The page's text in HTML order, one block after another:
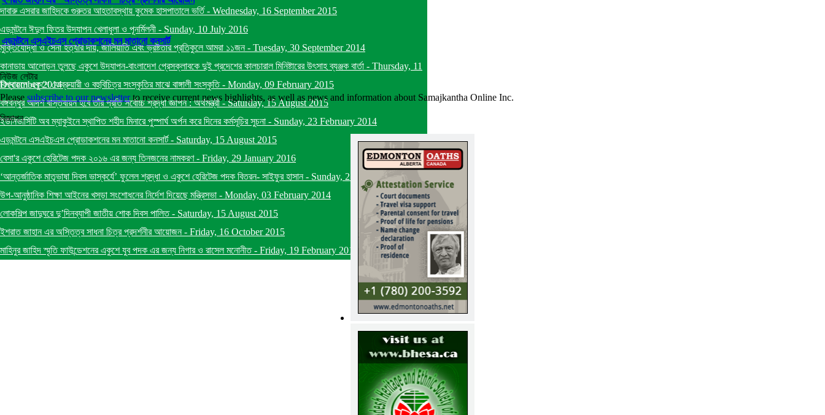
দাবারু এসরার জাহিদকে গুরুতর আহতাবস্থায় কুমেক হাসপাতালে ভর্তি- Wednesday, 16 September 2015
এডমন্টনে ঈদুল ফিতর উদযাপন খেলাধুলা ও পূনর্মিলনী - Sunday, 10 July 2016
মুক্তিযোদ্ধা ও সেনা হত্যার দায়, জালিয়াতি এবং ভ্রষ্টতার প্রতিকুলে আমরা ১১জন- Tuesday, 30 September 2014
কানাডায় আলোড়ন তুলছে একুশে উদযাপন-বাংলাদেশ প্রেসক্লাবকে দুই প্রদেশের কালচারাল মিনিষ্টারের উৎসাহ ব্যঞ্জক বার্তা - Thursday, 11
December 2014
বিশ্বায়নে একুশে ফেব্রুয়ারী ও বহুবিচিত্র সংস্কৃতির মাঝে বাঙ্গালী সংস্কৃতি- Monday, 09 February 2015
বঙ্গবন্ধুর আদর্শ বাস্তবায়ন হবে তাঁর প্রতি সর্বোচ্চ শ্রদ্ধা জ্ঞাপন : অর্থমন্ত্রী-Saturday, 15 August 2015
ইউনিভার্সিটি অব ম্যাকুইনে স্থাপিত শহীদ মিনারে পুস্পার্ঘ অর্পন করে দিনের কর্মসূচির সুচনা - Sunday, 23 February 2014
এডমন্টনে এসএইচএস প্রোডাকশনের মন মাতানো কনসার্ট- Saturday, 15 August 2015
বেসা'র একুশে হেরিটেজ পদক ২০১৬ এর জন্য তিনজনের নামকরণ- Friday, 29 January 2016
‘আন্তর্জাতিক মাতৃভাষা দিবস ভাস্কর্যে’ ফুলেল শ্রদ্ধা ও একুশে হেরিটেজ পদক বিতরন- সাইফুর হাসান- Sunday, 21 February 2016
উপ-আনুষ্ঠানিক শিক্ষা আইনের খসড়া সংশোধনের নির্দেশ দিয়েছে মন্ত্রিসভা - Monday, 03 February 2014
লোকশিল্প জাদুঘরে দু’দিনব্যাপী জাতীয় শোক দিবস পালিত- Saturday, 15 August 2015
ইশরাত জাহান এর অস্তিত্ব সাধনা চিত্র প্রদর্শনীর আয়োজন- Friday, 16 October 2015
মাহিনুর জাহিদ স্মৃতি ফাউন্ডেশনের একুশে যুব পদক এর জন্য নিগার ও রাসেল মনোনীত- Friday, 19 February 2016
এডমন্টনে এসএইচএস প্রোডাকশনের মন মাতানো কনসার্ট
নিউজ লেটার
Please subscribe to our newsletterto receive current news highlights, as well as news and information about Samajkantha Online Inc.
বিজ্ঞাপন